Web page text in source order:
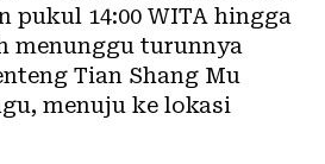
pukul 14:00 WITA hingga
menunggu turunnya
Tian Shang Mu
menuju ke lokasi